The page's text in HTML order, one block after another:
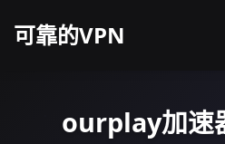
可靠的VPN
ourplay加速